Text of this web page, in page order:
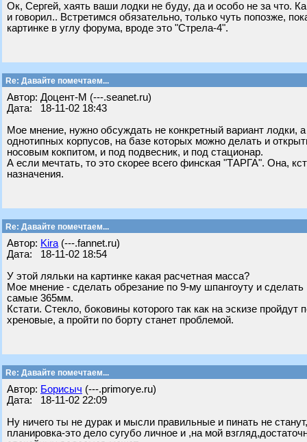
Ок, Сергей, хаять ваши лодки не буду, да и особо не за что.
и говорил.. Встретимся обязательно, только чуть попозже,
картинке в углу форума, вроде это "Стрела-4".
Re: Давайте помечтаем...
Автор: Доцент-М (---.seanet.ru)
Дата: 18-11-02 18:43
Мое мнение, нужно обсуждать не конкретный вариант лодки,
однотипных корпусов, на базе которых можно делать и
носовым кокпитом, и под подвесник, и под стационар.
А если мечтать, то это скорее всего финская "ТАРГА". Она,
назначения.
Re: Давайте помечтаем...
Автор: Kira (---.fannet.ru)
Дата: 18-11-02 18:54
У этой ляльки на картинке какая расчетная масса?
Мое мнение - сделать обрезание по 9-му шпангоуту и
самые 365мм.
Кстати. Стекло, боковины которого так как на эскизе
хреновые, а пройти по борту станет проблемой.
Re: Давайте помечтаем...
Автор: Борисыч (---.primorye.ru)
Дата: 18-11-02 22:09
Ну ничего ты не дурак и мысли правильные и пинать не
планировка-это дело сугубо личное и ,на мой